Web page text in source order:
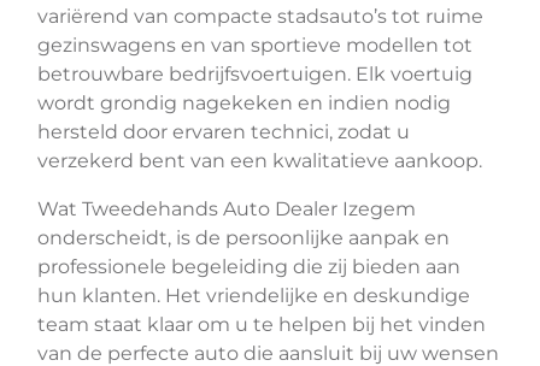
variërend van compacte stadsauto’s tot ruime
gezinswagens en van sportieve modellen tot
betrouwbare bedrijfsvoertuigen. Elk voertuig
wordt grondig nagekeken en indien nodig
hersteld door ervaren technici, zodat u
verzekerd bent van een kwalitatieve aankoop.
Wat Tweedehands Auto Dealer Izegem
onderscheidt, is de persoonlijke aanpak en
professionele begeleiding die zij bieden aan
hun klanten. Het vriendelijke en deskundige
team staat klaar om u te helpen bij het vinden
van de perfecte auto die aansluit bij uw wensen